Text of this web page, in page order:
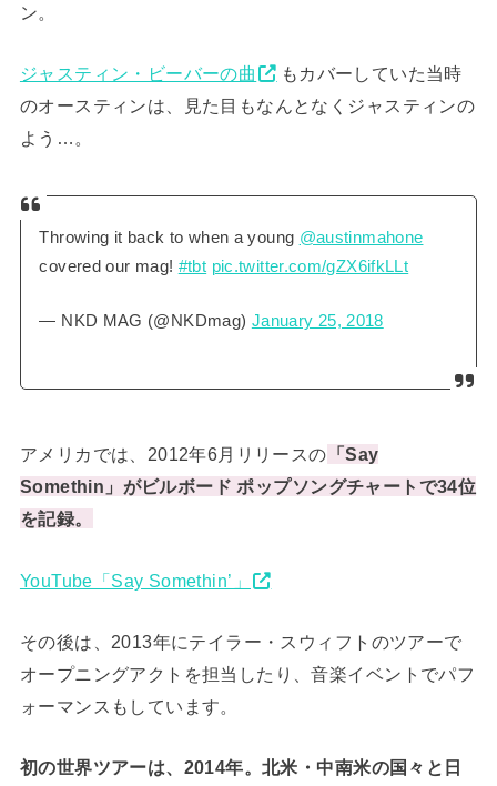
ン。
ジャスティン・ビーバーの曲
もカバーしていた当時
のオースティンは、見た目もなんとなくジャスティンの
よう…。
Throwing it back to when a young @austinmahone
covered our mag! #tbt pic.twitter.com/gZX6ifkLLt
— NKD MAG (@NKDmag) January 25, 2018
アメリカでは、2012年6月リリースの 「Say
Somethin」がビルボード ポップソングチャートで34位
を記録。
YouTube「Say Somethin’」
その後は、2013年にテイラー・スウィフトのツアーで
オープニングアクトを担当したり、音楽イベントでパフ
ォーマンスもしています。
初の世界ツアーは、2014年。北米・中南米の国々と日